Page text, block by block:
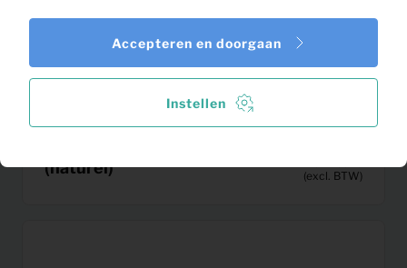
(naturel)
(excl. BTW)
Instellen
Accepteren en doorgaan